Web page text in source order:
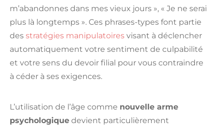
m’abandonnes dans mes vieux jours », « Je ne serai
plus là longtemps ». Ces phrases-types font partie
des stratégies manipulatoires visant à déclencher
automatiquement votre sentiment de culpabilité
et votre sens du devoir filial pour vous contraindre
à céder à ses exigences.
L’utilisation de l’âge comme nouvelle arme
psychologique devient particulièrement